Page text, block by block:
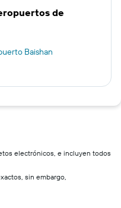
de
Baishan
electrónicos, e incluyen todos
sin embargo,